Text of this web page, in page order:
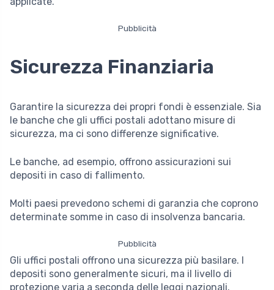
Pubblicità
Sicurezza Finanziaria
Garantire la sicurezza dei propri fondi è essenziale. Sia
le banche che gli uffici postali adottano misure di
sicurezza, ma ci sono differenze significative.
Le banche, ad esempio, offrono assicurazioni sui
depositi in caso di fallimento.
Molti paesi prevedono schemi di garanzia che coprono
determinate somme in caso di insolvenza bancaria.
Pubblicità
Gli uffici postali offrono una sicurezza più basilare. I
depositi sono generalmente sicuri, ma il livello di
protezione varia a seconda delle leggi nazionali.